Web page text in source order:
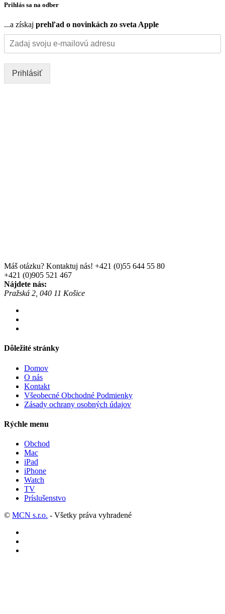
Prihlás sa na odber
...a získaj prehľad o novinkách zo sveta Apple
Prihlásiť
Máš otázku? Kontaktuj nás! +421 (0)55 644 55 80
+421 (0)905 521 467
Nájdete nás:
Pražská 2, 040 11 Košice
Dôležité stránky
Domov
O nás
Kontakt
Všeobecné Obchodné Podmienky
Zásady ochrany osobných údajov
Rýchle menu
Obchod
Mac
iPad
iPhone
Watch
TV
Príslušenstvo
© MCN s.r.o. - Všetky práva vyhradené